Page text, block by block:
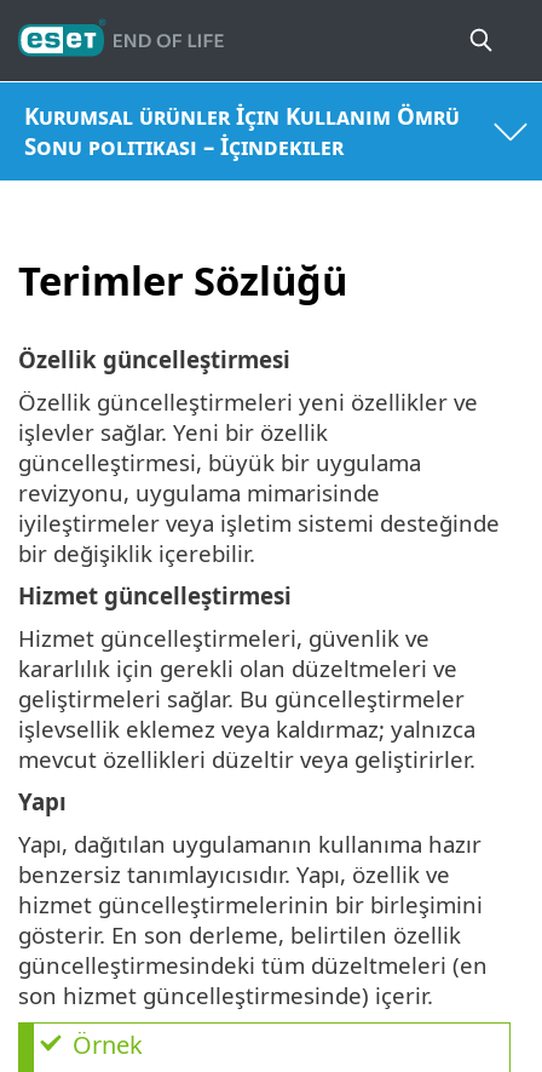
Kurumsal ürünler İçin Kullanım Ömrü
Sonu politikası – İçindekiler
Terimler Sözlüğü
Özellik güncelleştirmesi
Özellik güncelleştirmeleri yeni özellikler ve
işlevler sağlar. Yeni bir özellik
güncelleştirmesi, büyük bir uygulama
revizyonu, uygulama mimarisinde
iyileştirmeler veya işletim sistemi desteğinde
bir değişiklik içerebilir.
Hizmet güncelleştirmesi
Hizmet güncelleştirmeleri, güvenlik ve
kararlılık için gerekli olan düzeltmeleri ve
geliştirmeleri sağlar. Bu güncelleştirmeler
işlevsellik eklemez veya kaldırmaz; yalnızca
mevcut özellikleri düzeltir veya geliştirirler.
Yapı
Yapı, dağıtılan uygulamanın kullanıma hazır
benzersiz tanımlayıcısıdır. Yapı, özellik ve
hizmet güncelleştirmelerinin bir birleşimini
gösterir. En son derleme, belirtilen özellik
güncelleştirmesindeki tüm düzeltmeleri (en
son hizmet güncelleştirmesinde) içerir.
Örnek